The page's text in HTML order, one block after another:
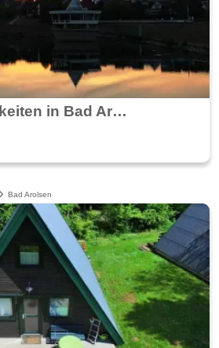
Sehenswürdigkeiten in Bad Arolsen
Bad Arolsen